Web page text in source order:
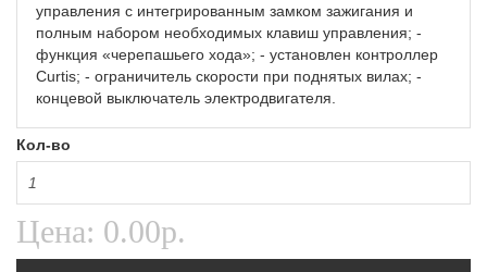
управления с интегрированным замком зажигания и
полным набором необходимых клавиш управления; -
функция «черепашьего хода»; - установлен контроллер
Curtis; - ограничитель скорости при поднятых вилах; -
концевой выключатель электродвигателя.
Кол-во
Цена: 0.00р.